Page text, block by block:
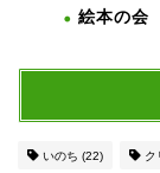
絵本の会
いのち (22) ク